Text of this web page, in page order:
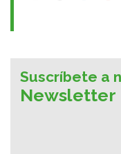
Suscríbete a
Newsletter